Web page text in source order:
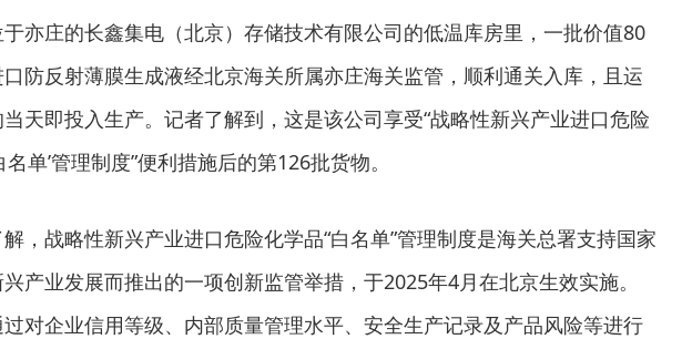
亦庄的长鑫集电（北京）存储技术有限公司的低温库房里，一批价值80
防反射薄膜生成液经北京海关所属亦庄海关监管，顺利通关入库，且运
天即投入生产。记者了解到，这是该公司享受“战略性新兴产业进口危险
名单’管理制度”便利措施后的第126批货物。
，战略性新兴产业进口危险化学品“白名单”管理制度是海关总署支持国家
产业发展而推出的一项创新监管举措，于2025年4月在北京生效实施。
对企业信用等级、内部质量管理水平、安全生产记录及产品风险等进行